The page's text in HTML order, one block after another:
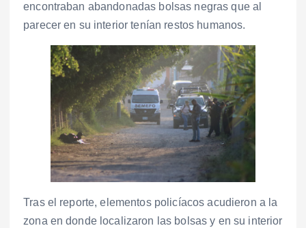
encontraban abandonadas bolsas negras que al
parecer en su interior tenían restos humanos.
Tras el reporte, elementos policíacos acudieron a la
zona en donde localizaron las bolsas y en su interior